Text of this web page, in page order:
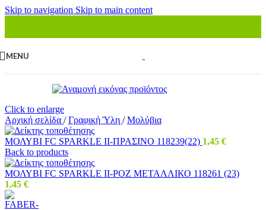
Skip to navigation Skip to main content
MENU
Click to enlarge
Αρχική σελίδα / Γραφική Ύλη / Μολύβια
ΜΟΛΥΒΙ FC SΡΑRΚLΕ ΙΙ-ΠΡΑΣΙΝΟ 118239(22) 1,45 €
Back to products
ΜΟΛΥΒΙ FC SΡΑRΚLΕ ΙΙ-ΡΟΖ ΜΕΤΑΛΛΙΚΟ 118261 (23)
1,45 €